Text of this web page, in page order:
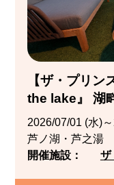
【ザ・プリ
the lake』 湖
2026/07/01 (水)
芦ノ湖・芦之湯
開催施設：
ザ